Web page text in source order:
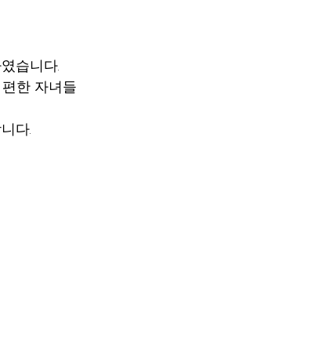
습니다.
한 자녀들
다.